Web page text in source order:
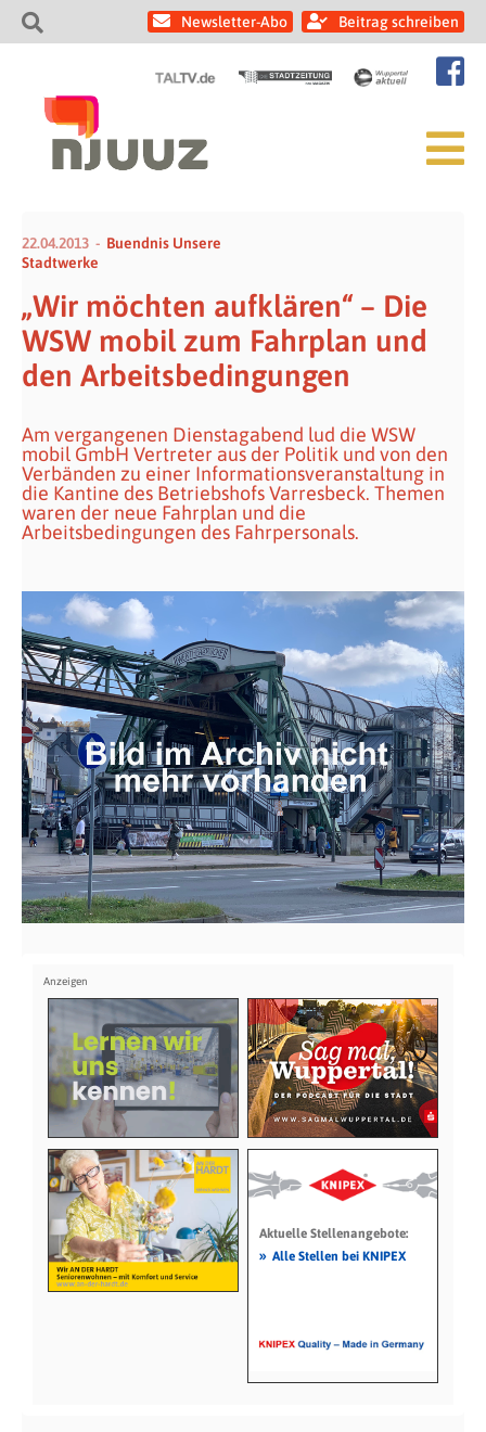
Newsletter-Abo Beitrag schreiben
22.04.2013
Buendnis Unsere
Stadtwerke
„Wir möchten aufklären“ – Die
WSW mobil zum Fahrplan und
den Arbeitsbedingungen
Am vergangenen Dienstagabend lud die WSW
mobil GmbH Vertreter aus der Politik und von den
Verbänden zu einer Informationsveranstaltung in
die Kantine des Betriebshofs Varresbeck. Themen
waren der neue Fahrplan und die
Arbeitsbedingungen des Fahrpersonals.
Aktuelle Stellenangebote:
» Alle Stellen bei KNIPEX